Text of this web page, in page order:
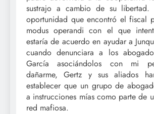
sustrajo a cambio de su libertad.
oportunidad que encontró el fiscal
modus operandi con el que
estaría de acuerdo en ayudar a
cuando denunciara a los
García asociándolos con mi
dañarme, Gertz y sus aliados
establecer que un grupo de
a instrucciones mías como parte de
red mafiosa.